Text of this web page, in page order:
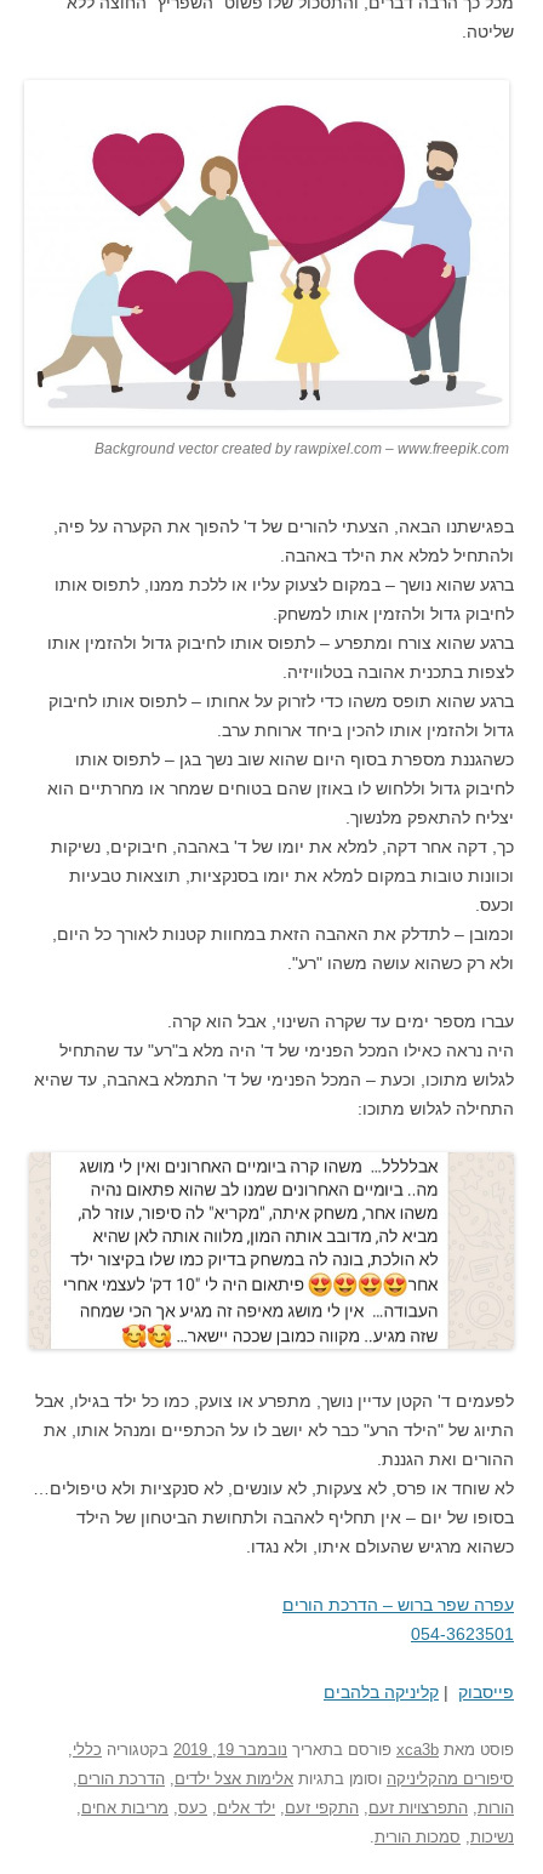
שליטה.
Background vector created by rawpixel.com – www.freepik.com
בפגישתנו הבאה, הצעתי להורים של ד' להפוך את הקערה על פיה,
ולהתחיל למלא את הילד באהבה.
ברגע שהוא נושך – במקום לצעוק עליו או ללכת ממנו, לתפוס אותו
לחיבוק גדול ולהזמין אותו למשחק.
ברגע שהוא צורח ומתפרע – לתפוס אותו לחיבוק גדול ולהזמין אותו
לצפות בתכנית אהובה בטלוויזיה.
ברגע שהוא תופס משהו כדי לזרוק על אחותו – לתפוס אותו לחיבוק
גדול ולהזמין אותו להכין ביחד ארוחת ערב.
כשהגננת מספרת בסוף היום שהוא שוב נשך בגן – לתפוס אותו
לחיבוק גדול וללחוש לו באוזן שהם בטוחים שמחר או מחרתיים הוא
יצליח להתאפק מלנשוך.
כך, דקה אחר דקה, למלא את יומו של ד' באהבה, חיבוקים, נשיקות
וכוונות טובות במקום למלא את יומו בסנקציות, תוצאות טבעיות
וכעס.
וכמובן – לתדלק את האהבה הזאת במחוות קטנות לאורך כל היום,
ולא רק כשהוא עושה משהו "רע".
עברו מספר ימים עד שקרה השינוי, אבל הוא קרה.
היה נראה כאילו המכל הפנימי של ד' היה מלא ב"רע" עד שהתחיל
לגלוש מתוכו, וכעת – המכל הפנימי של ד' התמלא באהבה, עד שהיא
התחילה לגלוש מתוכו:
לפעמים ד' הקטן עדיין נושך, מתפרע או צועק, כמו כל ילד בגילו, אבל
התיוג של "הילד הרע" כבר לא יושב לו על הכתפיים ומנהל אותו, את
ההורים ואת הגננת.
לא שוחד או פרס, לא צעקות, לא עונשים, לא סנקציות ולא טיפולים…
בסופו של יום – אין תחליף לאהבה ולתחושת הביטחון של הילד
כשהוא מרגיש שהעולם איתו, ולא נגדו.
עפרה שפר ברוש – הדרכת הורים
054-3623501
פייסבוק | קליניקה בלהבים
פוסט מאת xca3b פורסם בתאריך נובמבר 19, 2019 בקטגוריה כללי
סיפורים מהקליניקה וסומן בתגיות אלימות אצל ילדים הדרכת הורים
הורות התפרצויות זעם התקפי זעם ילד אלים כעס מריבות אחים
נשיכות סמכות הורית